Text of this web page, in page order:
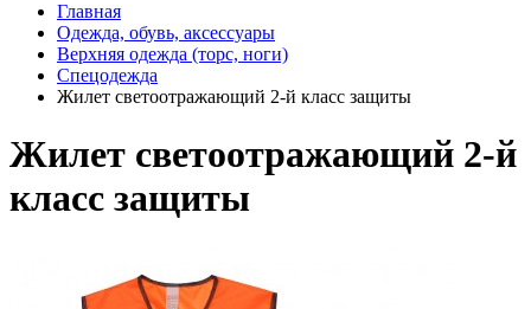
Главная
Одежда, обувь, аксессуары
Верхняя одежда (торс, ноги)
Спецодежда
Жилет светоотражающий 2-й класс защиты
Жилет светоотражающий 2-й
класс защиты